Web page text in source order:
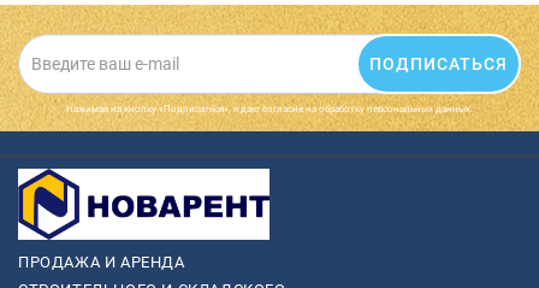
ПОДПИСАТЬСЯ
Нажимая на кнопку «Подписаться», я даю cогласие на обработку персональных данных.
ПРОДАЖА И АРЕНДА